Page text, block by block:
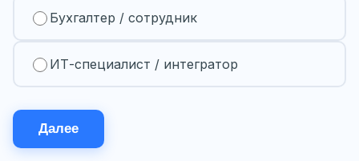
Бухгалтер / сотрудник
ИТ-специалист / интегратор
Далее